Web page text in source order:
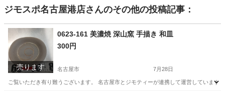
ジモスポ名古屋港店さんのその他の投稿記事：
売ります
0623-161 美濃焼 深山窯 手描き 和皿
300円
名古屋市 7月28日
ご覧いただき有り難うございます。 名古屋市とジモティーが連携して運営してい